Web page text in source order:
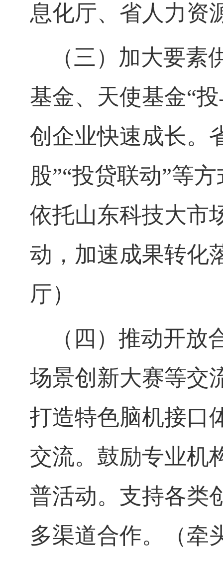
息化厅、省人力资
（三）加大要
基金、天使基金“
创企业快速成长。
股”“投贷联动”等
依托山东科技大市
动，加速成果转化
厅）
（四）推动开
场景创新大赛等交
打造特色脑机接口
交流。鼓励专业机
普活动。支持各类
多渠道合作。（牵